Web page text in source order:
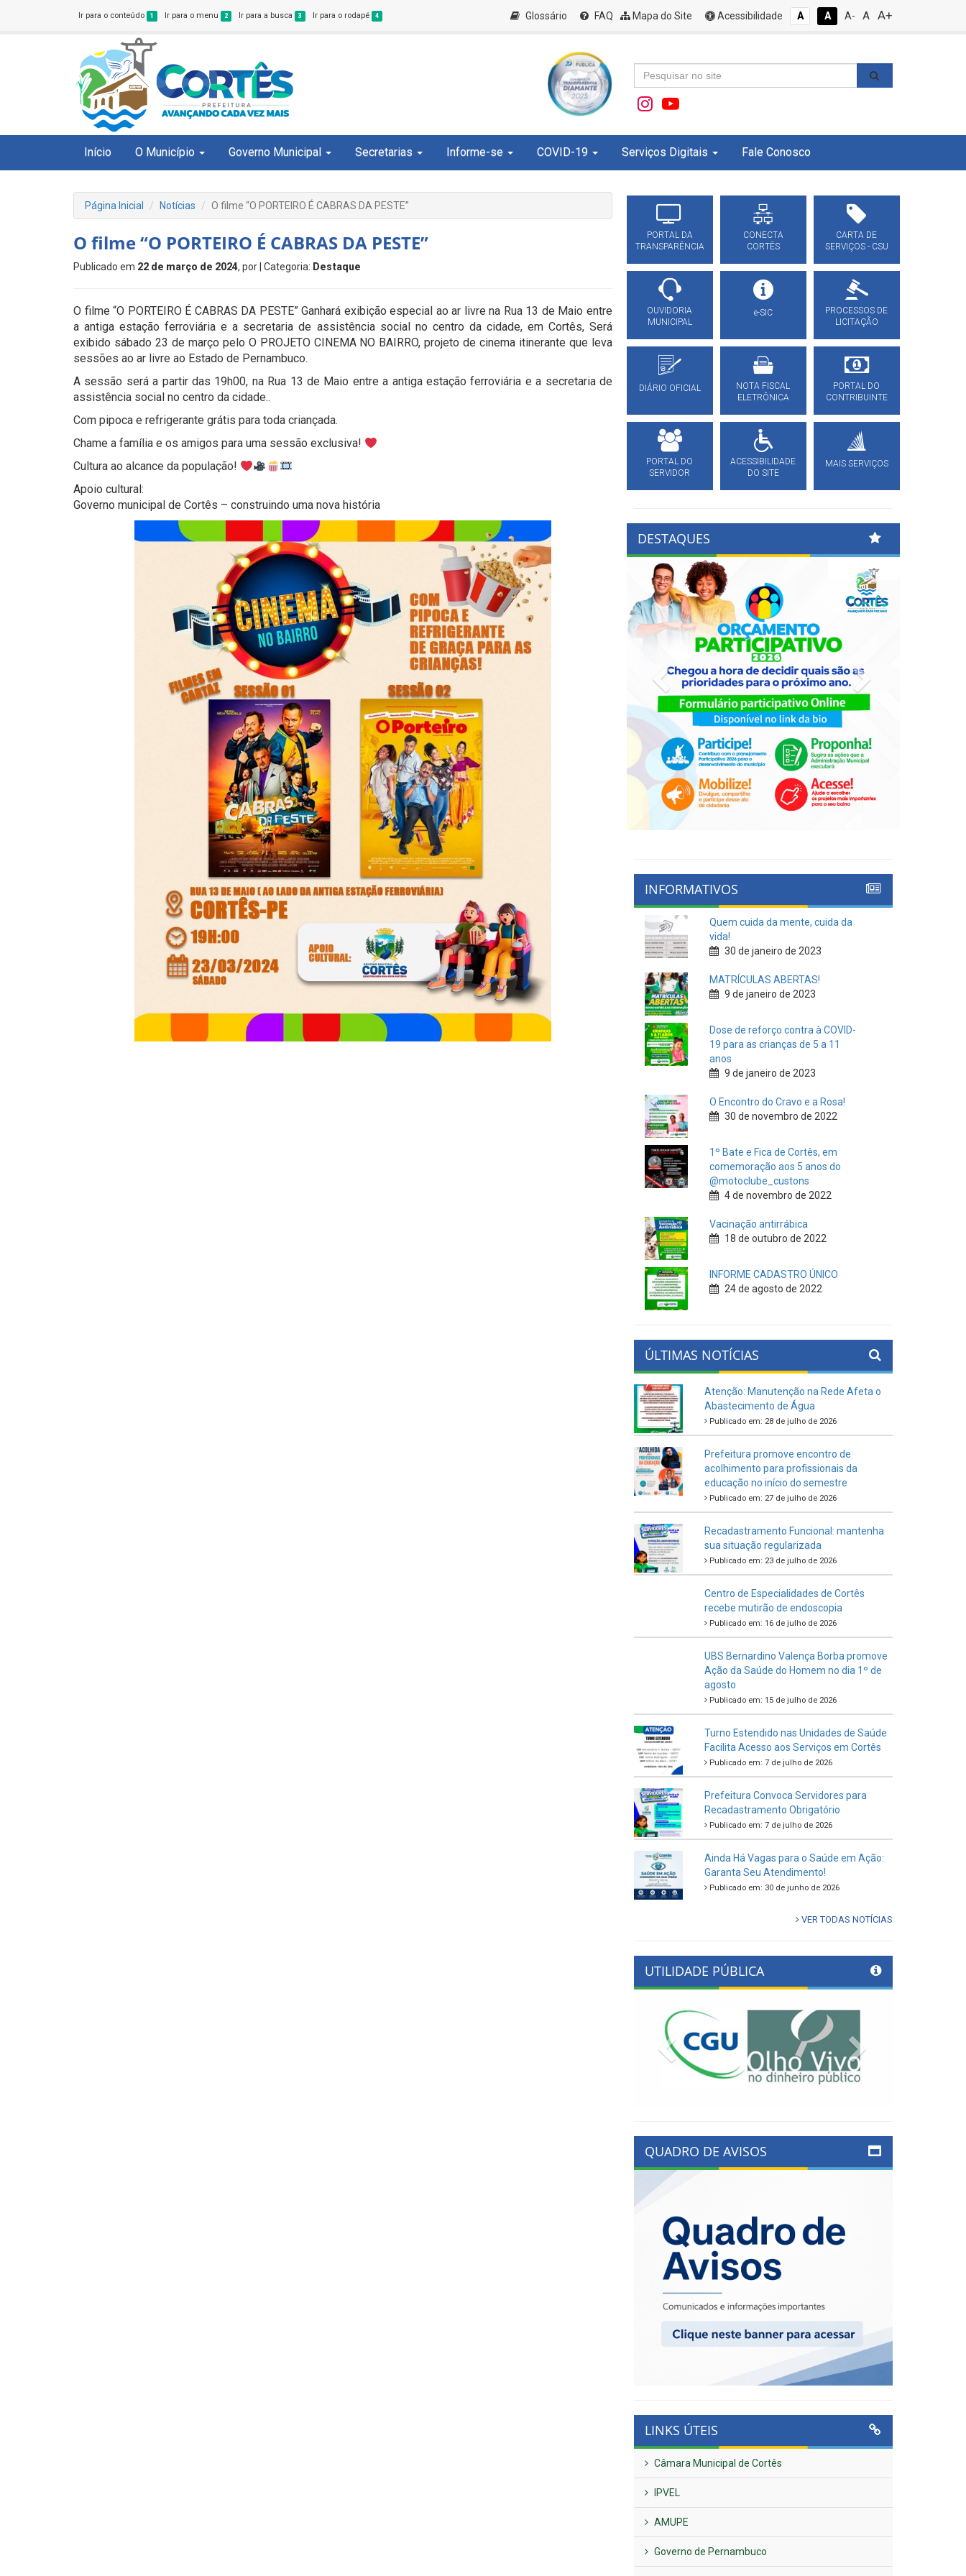
Ir para o conteúdo 1 Ir para o menu 2 Ir para a busca 3 Ir para o rodapé 4 Glossário FAQ Mapa do Site Acessibilidade A A A- A A+
Início O Município Governo Municipal Secretarias Informe-se COVID-19 Serviços Digitais Fale Conosco
Página Inicial Notícias O filme “O PORTEIRO É CABRAS DA PESTE”
O filme “O PORTEIRO É CABRAS DA PESTE”
Publicado em 22 de março de 2024, por | Categoria: Destaque
O filme “O PORTEIRO É CABRAS DA PESTE” Ganhará exibição especial ao ar livre na Rua 13 de Maio entre
a antiga estação ferroviária e a secretaria de assistência social no centro da cidade, em Cortês, Será
exibido sábado 23 de março pelo O PROJETO CINEMA NO BAIRRO, projeto de cinema itinerante que leva
sessões ao ar livre ao Estado de Pernambuco.
A sessão será a partir das 19h00, na Rua 13 de Maio entre a antiga estação ferroviária e a secretaria de
assistência social no centro da cidade..
Com pipoca e refrigerante grátis para toda criançada.
Chame a família e os amigos para uma sessão exclusiva!
Cultura ao alcance da população!
Apoio cultural:
Governo municipal de Cortês – construindo uma nova história
PORTAL DA
TRANSPARÊNCIA
CONECTA
CORTÊS
CARTA DE
SERVIÇOS - CSU
OUVIDORIA
MUNICIPAL
e-SIC
PROCESSOS DE
LICITAÇÃO
DIÁRIO OFICIAL
NOTA FISCAL
ELETRÔNICA
PORTAL DO
CONTRIBUINTE
PORTAL DO
SERVIDOR
ACESSIBILIDADE
DO SITE
MAIS SERVIÇOS
DESTAQUES
Previous
INFORMATIVOS
Quem cuida da mente, cuida da
vida!
30 de janeiro de 2023
MATRÍCULAS ABERTAS!
9 de janeiro de 2023
Dose de reforço contra à COVID-
19 para as crianças de 5 a 11
anos
9 de janeiro de 2023
O Encontro do Cravo e a Rosa!
30 de novembro de 2022
1º Bate e Fica de Cortês, em
comemoração aos 5 anos do
@motoclube_custons
4 de novembro de 2022
Vacinação antirrábica
18 de outubro de 2022
INFORME CADASTRO ÚNICO
24 de agosto de 2022
ÚLTIMAS NOTÍCIAS
Atenção: Manutenção na Rede Afeta o
Abastecimento de Água
Publicado em: 28 de julho de 2026
Prefeitura promove encontro de
acolhimento para profissionais da
educação no início do semestre
Publicado em: 27 de julho de 2026
Recadastramento Funcional: mantenha
sua situação regularizada
Publicado em: 23 de julho de 2026
Centro de Especialidades de Cortês
recebe mutirão de endoscopia
Publicado em: 16 de julho de 2026
UBS Bernardino Valença Borba promove
Ação da Saúde do Homem no dia 1º de
agosto
Publicado em: 15 de julho de 2026
Turno Estendido nas Unidades de Saúde
Facilita Acesso aos Serviços em Cortês
Publicado em: 7 de julho de 2026
Prefeitura Convoca Servidores para
Recadastramento Obrigatório
Publicado em: 7 de julho de 2026
Ainda Há Vagas para o Saúde em Ação:
Garanta Seu Atendimento!
Publicado em: 30 de junho de 2026
VER TODAS NOTÍCIAS
UTILIDADE PÚBLICA
Previous
QUADRO DE AVISOS
LINKS ÚTEIS
Câmara Municipal de Cortês
IPVEL
AMUPE
Governo de Pernambuco